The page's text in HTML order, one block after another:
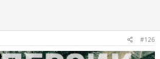
#126